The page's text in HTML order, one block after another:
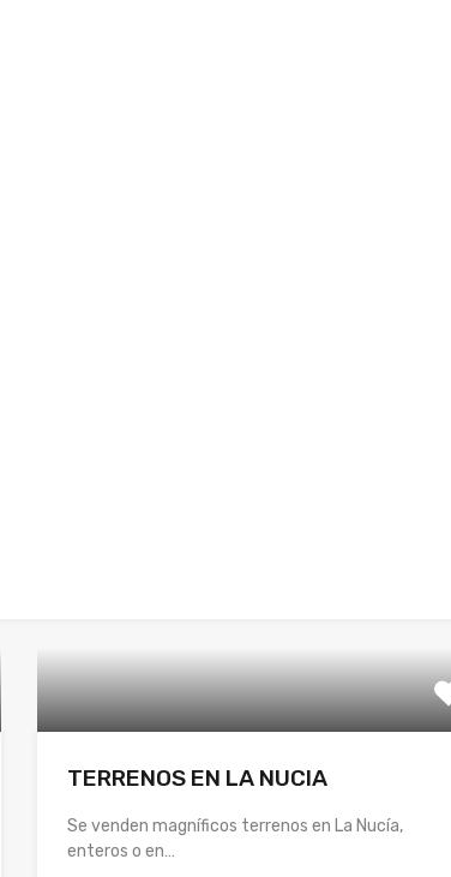
TERRENOS EN LA NUCIA
Se venden magníficos terrenos en La Nucía,
enteros o en…